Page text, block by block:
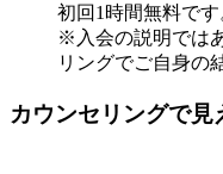
初回1時間無料です
※入会の説明では
リングでご自身の
カウンセリングで見